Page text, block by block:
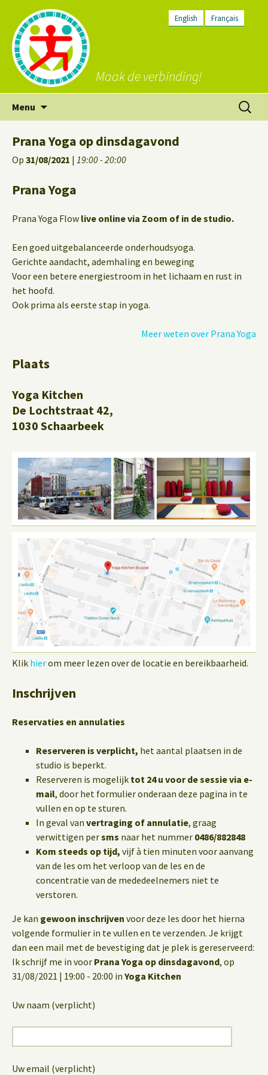
English Français
Maak de verbinding!
Menu
inhoud
Zoeken
naar:
Prana Yoga op dinsdagavond
Op 31/08/2021 | 19:00 - 20:00
Prana Yoga
Prana Yoga Flow live online via Zoom of in de studio.
Een goed uitgebalanceerde onderhoudsyoga.
Gerichte aandacht, ademhaling en beweging
Voor een betere energiestroom in het lichaam en rust in
het hoofd.
Ook prima als eerste stap in yoga.
Meer weten over Prana Yoga
Plaats
Yoga Kitchen
De Lochtstraat 42,
1030 Schaarbeek
Klik hierom meer lezen over de locatie en bereikbaarheid.
Inschrijven
Reservaties en annulaties
Reserveren is verplicht, het aantal plaatsen in de
studio is beperkt.
Reserveren is mogelijk tot 24 u voor de sessie via e-
mail, door het formulier onderaan deze pagina in te
vullen en op te sturen.
In geval van vertraging of annulatie, graag
verwittigen persms naar het nummer 0486/882848
Kom steeds op tijd, vijf à tien minuten voor aanvang
van de les om het verloop van de les en de
concentratie van de mededeelnemers niet te
verstoren.
Je kan gewoon inschrijven voor deze les door het hierna
volgende formulier in te vullen en te verzenden. Je krijgt
dan een mail met de bevestiging dat je plek is gereserveerd:
Ik schrijf me in voor Prana Yoga op dinsdagavond, op
31/08/2021 | 19:00 - 20:00 in Yoga Kitchen
Uw naam (verplicht)
Uw email (verplicht)